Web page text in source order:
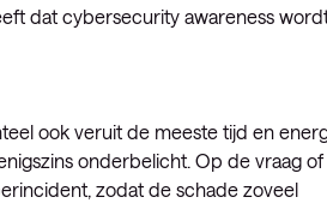
dat cybersecurity awareness
ook veruit de meeste tijd en
onderbelicht. Op de vraag of
zodat de schade zoveel